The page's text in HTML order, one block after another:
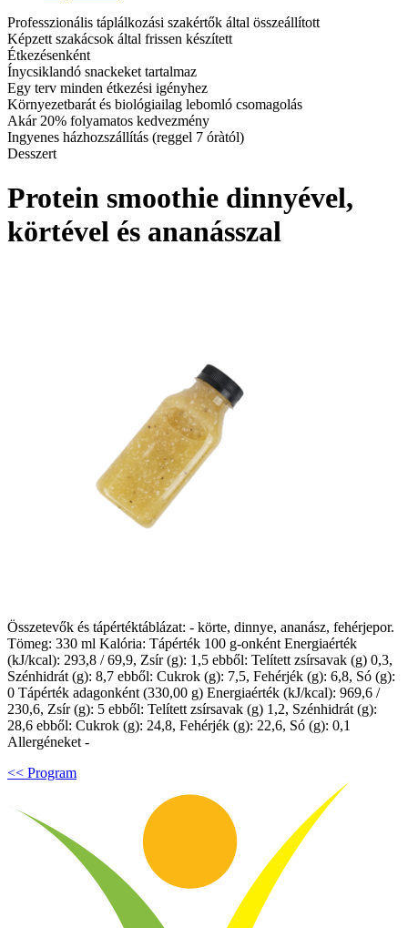
Professzionális táplálkozási szakértők által összeállított
Képzett szakácsok által frissen készített
Étkezésenként
Ínycsiklandó snackeket tartalmaz
Egy terv minden étkezési igényhez
Környezetbarát és biológiailag lebomló csomagolás
Akár 20% folyamatos kedvezmény
Ingyenes házhozszállítás (reggel 7 óràtól)
Desszert
Protein smoothie dinnyével,
körtével és ananásszal
Összetevők és tápértéktáblázat: - körte, dinnye, ananász, fehérjepor.
Tömeg: 330 ml Kalória: Tápérték 100 g-onként Energiaérték
(kJ/kcal): 293,8 / 69,9, Zsír (g): 1,5 ebből: Telített zsírsavak (g) 0,3,
Szénhidrát (g): 8,7 ebből: Cukrok (g): 7,5, Fehérjék (g): 6,8, Só (g):
0 Tápérték adagonként (330,00 g) Energiaérték (kJ/kcal): 969,6 /
230,6, Zsír (g): 5 ebből: Telített zsírsavak (g) 1,2, Szénhidrát (g):
28,6 ebből: Cukrok (g): 24,8, Fehérjék (g): 22,6, Só (g): 0,1
Allergéneket -
<< Program